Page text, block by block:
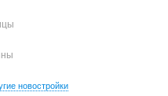
новостройки